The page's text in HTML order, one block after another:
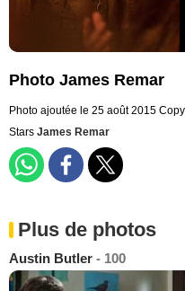
Photo James Remar
Photo ajoutée le 25 août 2015
Stars James Remar
Plus de photos
Austin Butler - 100